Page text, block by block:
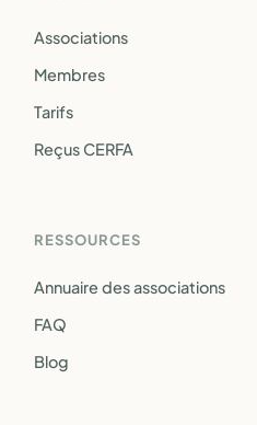
Associations
Membres
Tarifs
Reçus CERFA
RESSOURCES
Annuaire des associations
FAQ
Blog